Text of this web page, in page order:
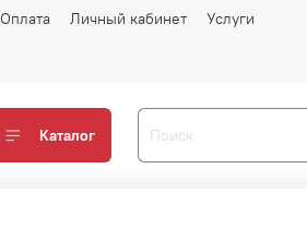
Оплата Личный кабинет Услуги
Каталог